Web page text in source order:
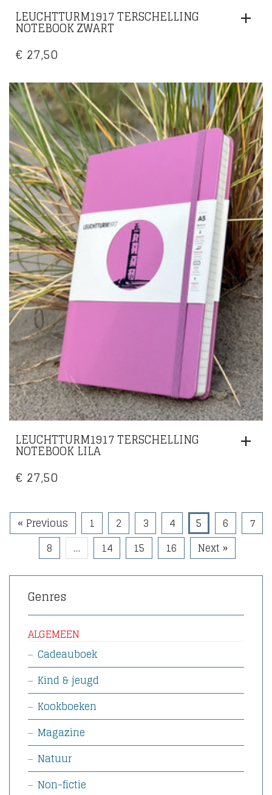
LEUCHTTURM1917 TERSCHELLING
NOTEBOOK ZWART
€ 27,50
LEUCHTTURM1917 TERSCHELLING
NOTEBOOK LILA
€ 27,50
« Previous 1 2 3 4 5 6
7
8
… 14 15 16 Next »
Genres
ALGEMEEN
Cadeauboek
Kind & jeugd
Kookboeken
Magazine
Natuur
Non-fictie